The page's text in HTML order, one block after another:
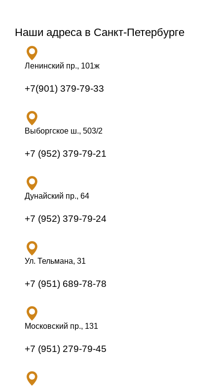
Наши адреса в Санкт-Петербурге
Ленинский пр., 101ж
+7(901) 379-79-33
Выборгское ш., 503/2
+7 (952) 379-79-21
Дунайский пр., 64
+7 (952) 379-79-24
Ул. Тельмана, 31
+7 (951) 689-78-78
Московский пр., 131
+7 (951) 279-79-45